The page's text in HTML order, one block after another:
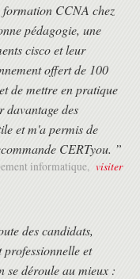
CCNA chez
pédagogie, une
cisco et leur
offert de 100
de mettre en pratique
davantage des
et m'a permis de
CERTyou. ”
informatique, visiter
des candidats,
professionnelle et
se déroule au mieux :